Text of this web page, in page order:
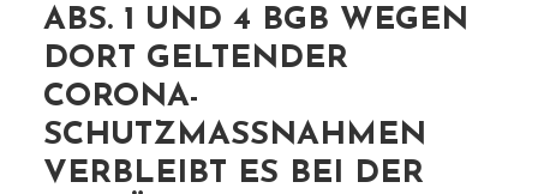
BS. 1 UND 4 BGB WEGEN D
ORT GELTENDER C
ORONA-S
CHUTZMASSNAHMEN VE
RBLEIBT ES BEI DER ZU